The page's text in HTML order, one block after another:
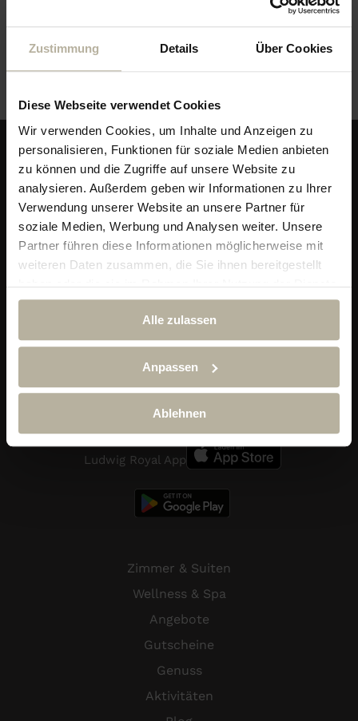
Zustimmung Details Über Cookies
Diese Webseite verwendet Cookies
Wir verwenden Cookies, um Inhalte und Anzeigen zu
personalisieren, Funktionen für soziale Medien anbieten
zu können und die Zugriffe auf unsere Website zu
analysieren. Außerdem geben wir Informationen zu Ihrer
Verwendung unserer Website an unsere Partner für
soziale Medien, Werbung und Analysen weiter. Unsere
Partner führen diese Informationen möglicherweise mit
weiteren Daten zusammen, die Sie ihnen bereitgestellt
haben oder die sie im Rahmen Ihrer Nutzung der Dienste
gesammelt haben.
Alle zulassen
Anpassen
Ablehnen
Telefon:+49 (0) 838 689 10
reservierung@hotel-ludwig-royal.de
Ludwig Royal App
Zimmer & Suiten
Wellness & Spa
Angebote
Gutscheine
Genuss
Aktivitäten